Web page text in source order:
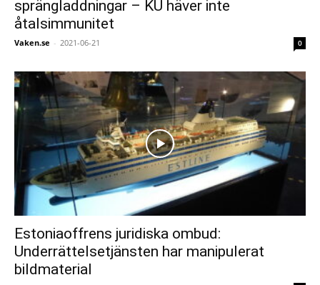
sprängladdningar – KU häver inte
åtalsimmunitet
Vaken.se - 2021-06-21 0
Estoniaoffrens juridiska ombud:
Underrättelsetjänsten har manipulerat
bildmaterial